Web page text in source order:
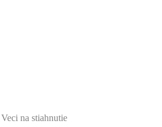
na stiahnutie